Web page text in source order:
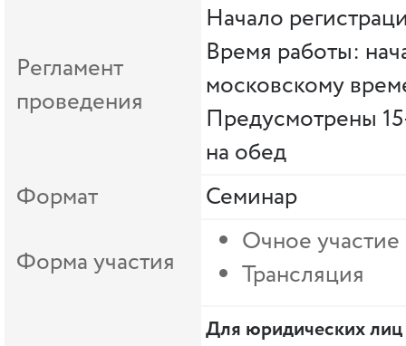
Регламент
проведения
Начало
Время работы:
московскому
Предусмотрены
на обед
Формат
Семинар
Форма участия
Очное
Трансляция
Для юридических лиц